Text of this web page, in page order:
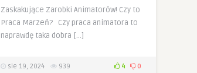
Zaskakujące Zarobki Animatorów! Czy to
Praca Marzeń? Czy praca animatora to
naprawdę taka dobra […]
sie 19, 2024 939 4 0